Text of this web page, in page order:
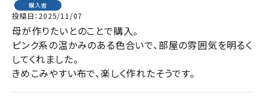
購入者
投稿日 2025/11/07
母が作りたいとのことで購入。
ピンク系の温かみのある色合いで、部屋の雰囲気を明るく
してくれました。
きめこみやすい布で、楽しく作れたそうです。